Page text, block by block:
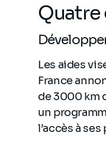
Quatre
Les aides
France
de 3000 km
un
l’accès à